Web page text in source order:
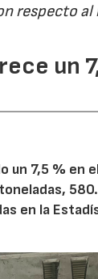
respecto
un
un 7,5 % en
en la